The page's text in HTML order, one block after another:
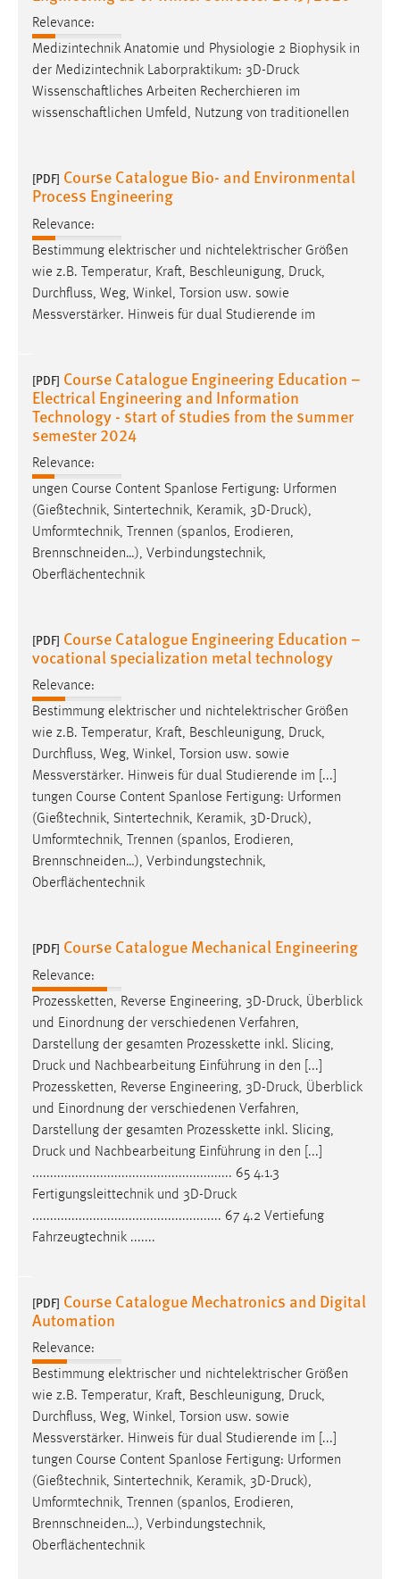
Relevance:
Medizintechnik Anatomie und Physiologie 2 Biophysik in
der Medizintechnik Laborpraktikum: 3D-Druck
Wissenschaftliches Arbeiten Recherchieren im
wissenschaftlichen Umfeld, Nutzung von traditionellen
[PDF] Course Catalogue Bio- and Environmental
Process Engineering
Relevance:
Bestimmung elektrischer und nichtelektrischer Größen
wie z.B. Temperatur, Kraft, Beschleunigung, Druck,
Durchfluss, Weg, Winkel, Torsion usw. sowie
Messverstärker. Hinweis für dual Studierende im
[PDF] Course Catalogue Engineering Education –
Electrical Engineering and Information
Technology - start of studies from the summer
semester 2024
Relevance:
ungen Course Content Spanlose Fertigung: Urformen
(Gießtechnik, Sintertechnik, Keramik, 3D-Druck),
Umformtechnik, Trennen (spanlos, Erodieren,
Brennschneiden…), Verbindungstechnik,
Oberflächentechnik
[PDF] Course Catalogue Engineering Education –
vocational specialization metal technology
Relevance:
Bestimmung elektrischer und nichtelektrischer Größen
wie z.B. Temperatur, Kraft, Beschleunigung, Druck,
Durchfluss, Weg, Winkel, Torsion usw. sowie
Messverstärker. Hinweis für dual Studierende im [...]
tungen Course Content Spanlose Fertigung: Urformen
(Gießtechnik, Sintertechnik, Keramik, 3D-Druck),
Umformtechnik, Trennen (spanlos, Erodieren,
Brennschneiden…), Verbindungstechnik,
Oberflächentechnik
[PDF] Course Catalogue Mechanical Engineering
Relevance:
Prozessketten, Reverse Engineering, 3D-Druck, Überblick
und Einordnung der verschiedenen Verfahren,
Darstellung der gesamten Prozesskette inkl. Slicing,
Druck und Nachbearbeitung Einführung in den [...]
Prozessketten, Reverse Engineering, 3D-Druck, Überblick
und Einordnung der verschiedenen Verfahren,
Darstellung der gesamten Prozesskette inkl. Slicing,
Druck und Nachbearbeitung Einführung in den [...]
........................................................ 65 4.1.3
Fertigungsleittechnik und 3D-Druck
..................................................... 67 4.2 Vertiefung
Fahrzeugtechnik .......
[PDF] Course Catalogue Mechatronics and Digital
Automation
Relevance:
Bestimmung elektrischer und nichtelektrischer Größen
wie z.B. Temperatur, Kraft, Beschleunigung, Druck,
Durchfluss, Weg, Winkel, Torsion usw. sowie
Messverstärker. Hinweis für dual Studierende im [...]
tungen Course Content Spanlose Fertigung: Urformen
(Gießtechnik, Sintertechnik, Keramik, 3D-Druck),
Umformtechnik, Trennen (spanlos, Erodieren,
Brennschneiden…), Verbindungstechnik,
Oberflächentechnik